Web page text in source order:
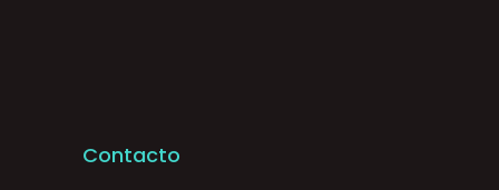
Contacto